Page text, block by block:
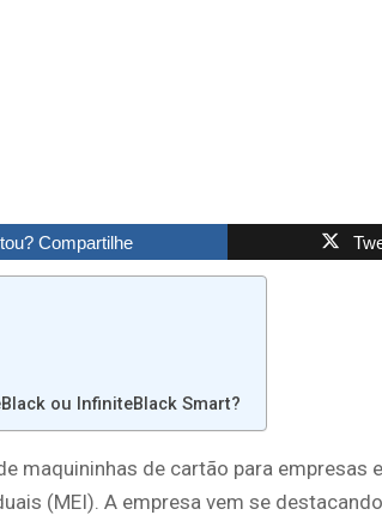
Compartilhe
ou InfiniteBlack Smart?
maquininhas de cartão para empresas e
(MEI). A empresa vem se